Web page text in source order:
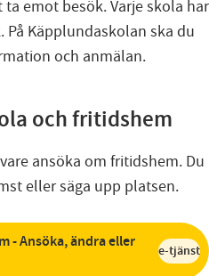
emot besök. Varje skola har
Käpplundaskolan ska du
och anmälan.
och fritidshem
ansöka om fritidshem. Du
eller säga upp platsen.
- Ansöka, ändra eller
e-tjänst